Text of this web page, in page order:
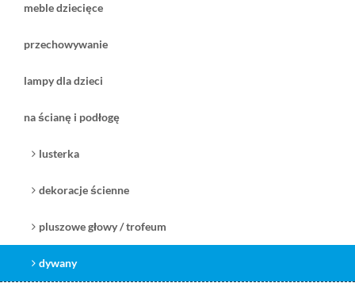
meble dziecięce
przechowywanie
lampy dla dzieci
na ścianę i podłogę
lusterka
dekoracje ścienne
pluszowe głowy / trofeum
dywany